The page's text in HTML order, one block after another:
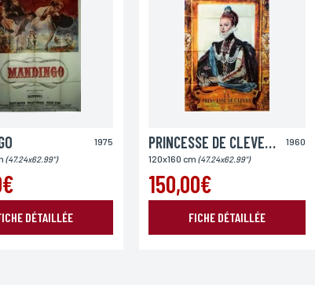
Code postal
Pays
Monde
1975
(47.24x62.99")
DÉTAILLÉE
1960
PRINCESSE DE CLEVES (LA)
120x160 cm (47.24x62.99")
150,00€
FICHE DÉTAILLÉE